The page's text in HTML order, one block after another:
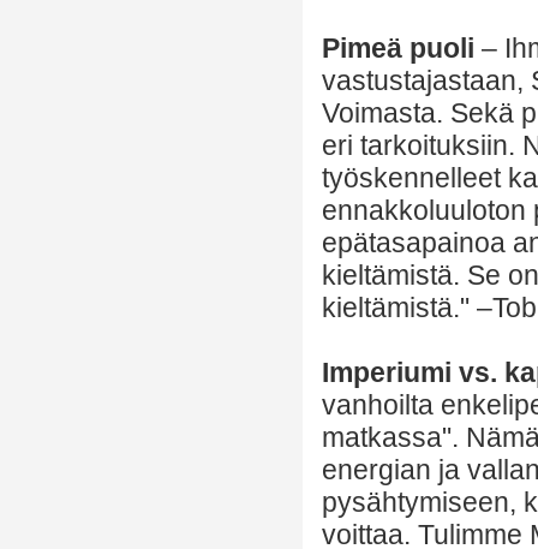
Pimeä puoli –
vastustajastaan,
Voimasta. Sekä
eri tarkoituksiin.
työskennelleet
ennakkoluuloton
epätasapainoa
kieltämistä. Se
kieltämistä."
Imperiumi vs.
vanhoilta
matkassa".
energian ja
pysähtymiseen,
voittaa. Tulimme